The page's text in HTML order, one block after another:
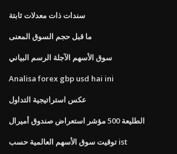
سندات ذات معدلات ثابتة
ما قبل حجم السوق المعنى
سوق الأسهم الآجلة الرسم البياني
Analisa forex gbp usd hai ini
عكس استراتيجية التداول
الطليعة 500 مؤشر استعراض صندوق أميرال
توقيت سوق الأسهم العالمية حسب ist